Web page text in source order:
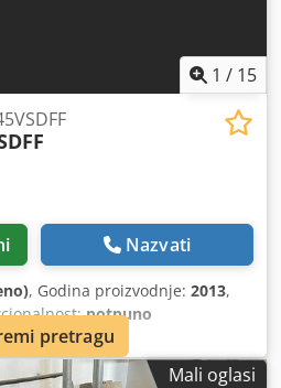
1 / 15
Nazvati
, Godina proizvodnje: 2013,
potpuno
Atlas Copco GA45VSDFF
i sušilo integrirani. 45 kW
proizvodnje: 2013 Radni
Mali oglasi
pretragu